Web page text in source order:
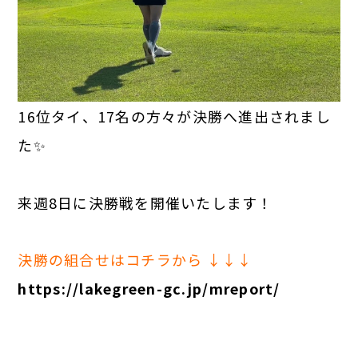
16位タイ、17名の方々が決勝へ進出されまし
た✨
来週8日に決勝戦を開催いたします！
決勝の組合せはコチラから ↓↓↓
https://lakegreen-gc.jp/mreport/